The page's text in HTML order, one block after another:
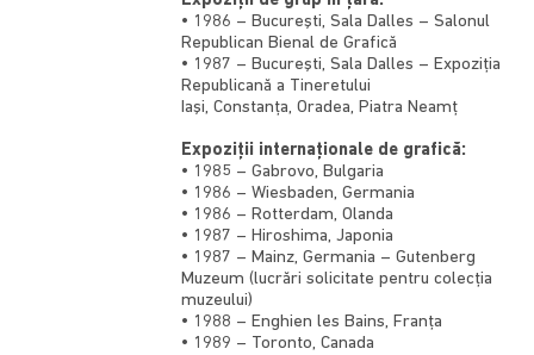
• 1986 – Bucureşti, Sala Dalles – Salonul
Republican Bienal de Grafică
• 1987 – Bucureşti, Sala Dalles – Expoziţia
Republicană a Tineretului
Iaşi,Constanţa,Oradea, Piatra Neamţ
Expoziţii internaţionale de grafică:
• 1985 –Gabrovo,Bulgaria
• 1986 –Wiesbaden, Germania
• 1986 –Rotterdam, Olanda
• 1987 –Hiroshima, Japonia
• 1987 –Mainz, Germania – Gutenberg
Muzeum (lucrări solicitate pentru colecţia
muzeului)
• 1988 – Enghien les Bains, Franţa
• 1989 – Toronto,Canada